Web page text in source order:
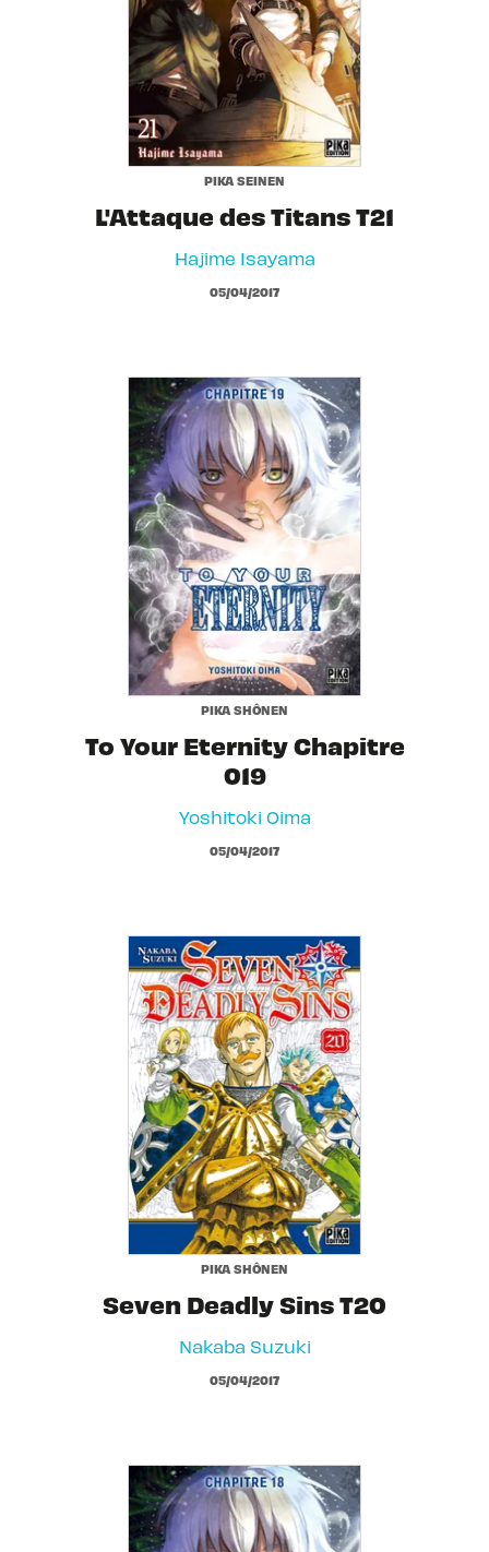
PIKA SEINEN
L'Attaque des Titans T21
Hajime Isayama
05/04/2017
PIKA SHÔNEN
To Your Eternity Chapitre
019
Yoshitoki Oima
05/04/2017
PIKA SHÔNEN
Seven Deadly Sins T20
Nakaba Suzuki
05/04/2017